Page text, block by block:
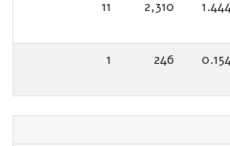
2,310
11
246
1